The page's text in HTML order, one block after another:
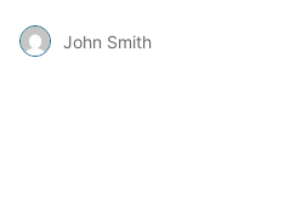
John Smith